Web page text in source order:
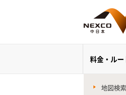
料金・ル
地図検索